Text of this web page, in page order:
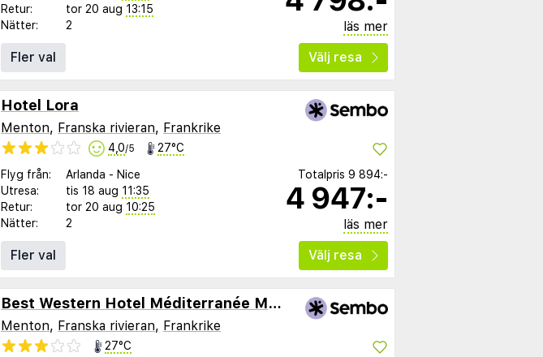
Retur:
tor 20 aug 13:15
Nätter:
2
läs mer
Fler val
Välj resa
Hotel Lora
Menton, Franska rivieran, Frankrike
4,0/5 27°C
Flyg från: Arlanda - Nice
Utresa:
tis 18 aug 11:35
Retur:
tor 20 aug 10:25
Nätter:
2
Totalpris 9 894:-
4 947:-
läs mer
Fler val
Välj resa
Best Western Hotel Méditerranée Menton
Menton, Franska rivieran, Frankrike
27°C